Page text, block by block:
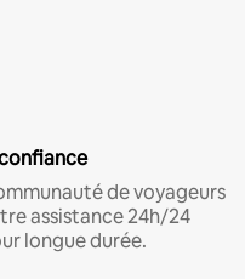
de voyageurs
assistance 24h/24
longue durée.